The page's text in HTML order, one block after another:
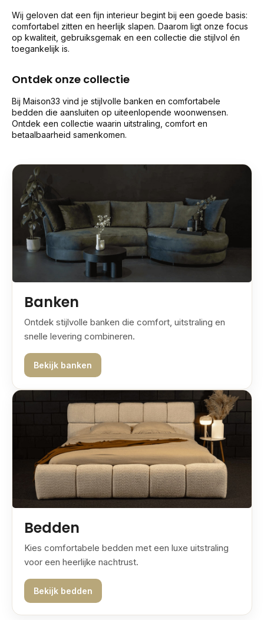
Wij geloven dat een fijn interieur begint bij een goede basis:
comfortabel zitten en heerlijk slapen. Daarom ligt onze focus
op kwaliteit, gebruiksgemak en een collectie die stijlvol én
toegankelijk is.
Ontdek onze collectie
Bij Maison33 vind je stijlvolle banken en comfortabele
bedden die aansluiten op uiteenlopende woonwensen.
Ontdek een collectie waarin uitstraling, comfort en
betaalbaarheid samenkomen.
Banken
Ontdek stijlvolle banken die comfort, uitstraling en
snelle levering combineren.
Bekijk banken
Bedden
Kies comfortabele bedden met een luxe uitstraling
voor een heerlijke nachtrust.
Bekijk bedden